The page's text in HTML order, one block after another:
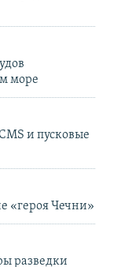
море
и пусковые
«героя Чечни»
разведки